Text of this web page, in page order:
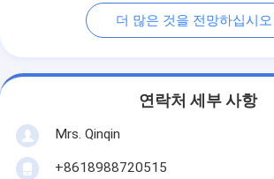
더 많은 것을 전망하십시오
연락처 세부 사항
Mrs. Qinqin
+8618988720515